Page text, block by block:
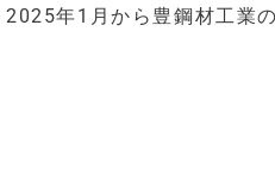
年1月から豊鋼材工業